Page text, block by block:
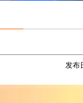
发布